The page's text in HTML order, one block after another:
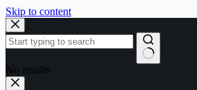
Skip to content
No results